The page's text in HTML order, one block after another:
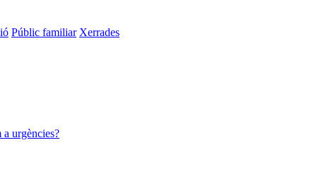
Públic familiar Xerrades
urgències?